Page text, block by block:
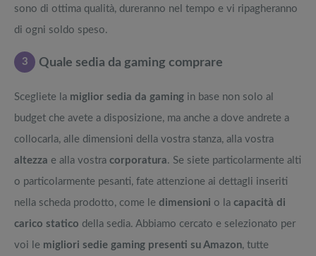
sono di ottima qualità, dureranno nel tempo e vi ripagheranno
di ogni soldo speso.
3 Quale sedia da gaming comprare
Scegliete la miglior sedia da gaming in base non solo al
budget che avete a disposizione, ma anche a dove andrete a
collocarla, alle dimensioni della vostra stanza, alla vostra
altezza e alla vostra corporatura. Se siete particolarmente alti
o particolarmente pesanti, fate attenzione ai dettagli inseriti
nella scheda prodotto, come le dimensioni o la capacità di
carico statico della sedia. Abbiamo cercato e selezionato per
voi le migliori sedie gaming presenti su Amazon, tutte